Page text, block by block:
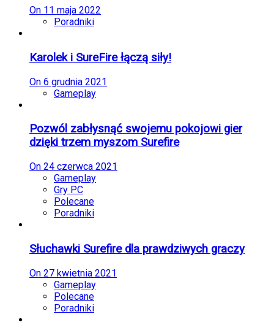
On 11 maja 2022
Poradniki
Karolek i SureFire łączą siły!
On 6 grudnia 2021
Gameplay
Pozwól zabłysnąć swojemu pokojowi gier
dzięki trzem myszom Surefire
On 24 czerwca 2021
Gameplay
Gry PC
Polecane
Poradniki
Słuchawki Surefire dla prawdziwych graczy
On 27 kwietnia 2021
Gameplay
Polecane
Poradniki